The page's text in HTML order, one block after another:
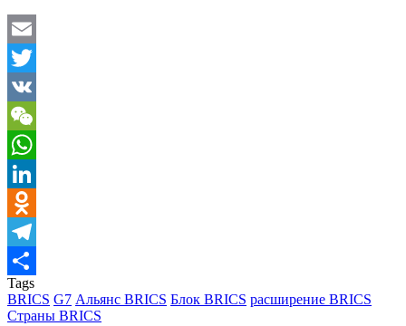
Email
Twitter
VK
WeChat
WhatsApp
LinkedIn
Odnoklassniki
Telegram
Отправить
Tags
BRICS G7 Альянс BRICS Блок BRICS расширение BRICS
Страны BRICS